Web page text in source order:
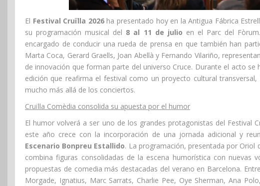
El Festival Cruïlla 2026ha presentado hoy en la Antigua Fábrica
su programación musical del 8 al 11 de julio en el Parc del Fòrum.
encargado de conducir una rueda de prensa en que también han
Marta Coca, Gerard Graells, Joan Abellà y Fernando Vilariño,
de innovación que forman parte del universo Cruce. Durante el acto
edición que reafirma el festival como un proyecto cultural
mucho más allá de los conciertos.
Cruïlla Comèdia consolida su apuesta por el humor
El humor volverá a ser uno de los grandes protagonistas del Festival
este año crece con la incorporación de una jornada adicional y
Escenario Bonpreu Estallido. La programación, presentada por Oriol
combina figuras consolidadas de la escena humorística con nuevas
propuestas de comedia más destacadas del verano en Barcelona.
Morgade, Ignatius, Marc Sarrats, Charlie Pee, Oye Sherman, Ana